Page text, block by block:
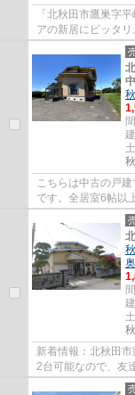
「北秋田市鷹巣字
アの新居にピッタ
から160mのところ
こちらは中古の戸
です。全居室6帖以
す。6SLDKの間取
新着情報：北秋田
2台可能なので、友
6m以上の条件を備